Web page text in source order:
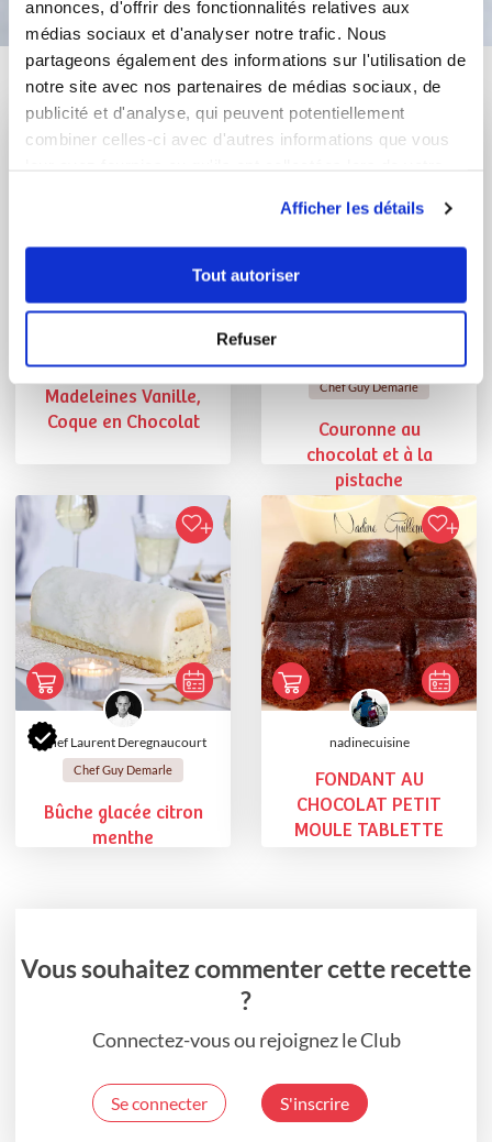
annonces, d'offrir des fonctionnalités relatives aux
médias sociaux et d'analyser notre trafic. Nous
partageons également des informations sur l'utilisation de
notre site avec nos partenaires de médias sociaux, de
publicité et d'analyse, qui peuvent potentiellement
combiner celles-ci avec d'autres informations que vous
Afficher les détails
Tout autoriser
Refuser
Vous aimerez aussi ...
Madeleines Vanille,
Coque en Chocolat
Chef Guy Demarle
Couronne au
chocolat et à la
pistache
Chef Laurent Deregnaucourt
Chef Guy Demarle
Bûche glacée citron
menthe
nadinecuisine
FONDANT AU
CHOCOLAT PETIT
MOULE TABLETTE
Vous souhaitez commenter cette recette
?
Connectez-vous ou rejoignez le Club
Se connecter S'inscrire